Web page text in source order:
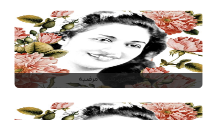
گیسوی شب/ مرضیه